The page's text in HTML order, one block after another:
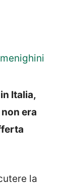
Italia,
era
la